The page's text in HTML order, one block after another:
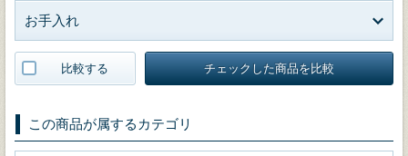
お手入れ
比較する チェックした商品を比較
この商品が属するカテゴリ